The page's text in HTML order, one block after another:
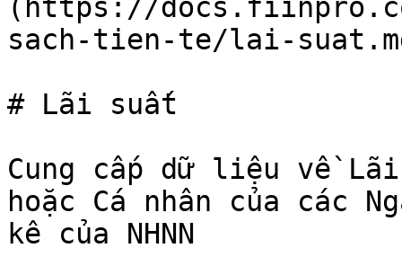
(https://
sach-tien-te/lai-
# Lãi suất
Cung cấp dữ liệu về
hoặc Cá nhân của các
kê của NHNN